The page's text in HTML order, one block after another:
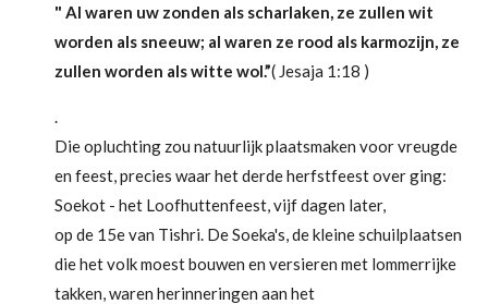
" Al waren uw zonden als scharlaken, ze zullen wit
worden als sneeuw; al waren ze rood als karmozijn, ze
zullen worden als witte wol.”( Jesaja 1:18 )
.
Die opluchting zou natuurlijk plaatsmaken voor vreugde
en feest, precies waar het derde herfstfeest over ging:
Soekot - het Loofhuttenfeest, vijf dagen later,
op de 15e van Tishri. De Soeka's, de kleine schuilplaatsen
die het volk moest bouwen en versieren met lommerrijke
takken, waren herinneringen aan het